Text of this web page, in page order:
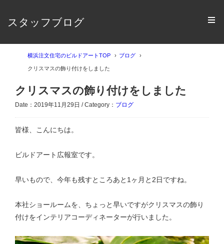
スタッフブログ
横浜注文住宅のビルドアートTOP ブログ
クリスマスの飾り付けをしました
クリスマスの飾り付けをしました
Date：2019年11月29日 / Category： ブログ
皆様、こんにちは。
ビルドアート広報室です。
早いもので、今年も残すところあと1ヶ月と2日ですね。
本社ショールームを、ちょっと早いですがクリスマスの飾り
付けをインテリアコーディネーターが行いました。